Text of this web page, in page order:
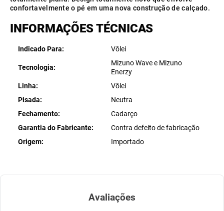
confortavelmente o pé em uma nova construção de calçado.
INFORMAÇÕES TÉCNICAS
Indicado Para Vôlei
Tecnologia
Mizuno Wave e Mizuno
Enerzy
Linha
Vôlei
Pisada
Neutra
Fechamento
Cadarço
Garantia do Fabricante
Contra defeito de fabricação
Origem
Importado
Avaliações